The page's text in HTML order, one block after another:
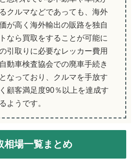
クルマなどであっても、海外
が高く海外輸出の販路を独自
なら買取をすることが可能に
引取りに必要なレッカー費用
動車検査協会での廃車手続き
なっており、クルマを手放す
顧客満足度90％以上を達成す
ようです。
相場一覧まとめ